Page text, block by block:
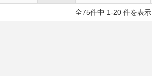
全75件中 1-20 件を表示